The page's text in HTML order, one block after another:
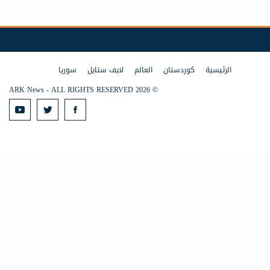
الرئيسية كوردستان العالم لايف ستايل
سوريا
© 2026 ARK News - ALL RIGHTS RESERVED